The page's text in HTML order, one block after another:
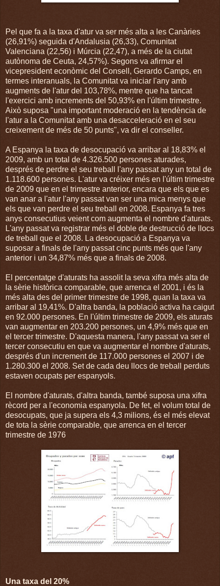
Pel que fa a la taxa d'atur va ser més alta a les Canàries
(26,91%) seguida d'Andalusia (26,33), Comunitat
Valenciana (22,56) i Múrcia (22,47), a més de la ciutat
autònoma de Ceuta, 24,57%). Segons va afirmar el
vicepresident econòmic del Consell, Gerardo Camps, en
termes interanuals, la Comunitat va iniciar l'any amb
augments de l'atur del 103,78%, mentre que ha tancat
l'exercici amb increments del 50,93% en l'últim trimestre.
Això suposa "una important moderació en la tendència de
l'atur a la Comunitat amb una desacceleració en el seu
creixement de més de 50 punts", va dir el conseller.
A Espanya la taxa de desocupació va arribar al 18,83% el
2009, amb un total de 4.326.500 persones aturades,
després de perdre el seu treball l'any passat any un total de
1.118.600 persones. L'atur va créixer més en l'últim trimestre
de 2009 que en el trimestre anterior, encara que els que es
van anar a l'atur l'any passat van ser una mica menys que
els que van perdre el seu treball en 2008. Espanya fa tres
anys consecutius veient com augmenta el nombre d'aturats.
L'any passat va registrar més el doble de destrucció de llocs
de treball que el 2008. La desocupació a Espanya va
suposar a finals de l'any passat cinc punts més que l'any
anterior i un 34,87% més que a finals de 2008.
El percentatge d'aturats ha assolit la seva xifra més alta de
la sèrie històrica comparable, que arrenca el 2001, i és la
més alta des del primer trimestre de 1998, quan la taxa va
arribar al 19,41%. D'altra banda, la població activa ha caigut
en 92.000 persones. En l'últim trimestre de 2009, els aturats
van augmentar en 203.200 persones, un 4,9% més que en
el tercer trimestre. D'aquesta manera, l'any passat va ser el
tercer consecutiu en que va augmentar el nombre d'aturats,
després d'un increment de 117.000 persones el 2007 i de
1.280.300 el 2008. Set de cada deu llocs de treball perduts
estaven ocupats per espanyols.
El nombre d'aturats, d'altra banda, també suposa una xifra
rècord per a l'economia espanyola. De fet, el volum total de
desocupats, que ja supera els 4,3 milions, és el més elevat
de tota la sèrie comparable, que arrenca en el tercer
trimestre de 1976
Una taxa del 20%